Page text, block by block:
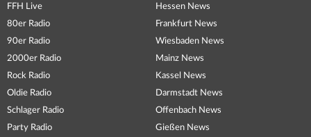
FFH Live
80er Radio
90er Radio
2000er Radio
Rock Radio
Oldie Radio
Schlager Radio
Party Radio
Hessen News
Frankfurt News
Wiesbaden News
Mainz News
Kassel News
Darmstadt News
Offenbach News
Gießen News